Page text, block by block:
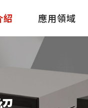
紹 應用領域